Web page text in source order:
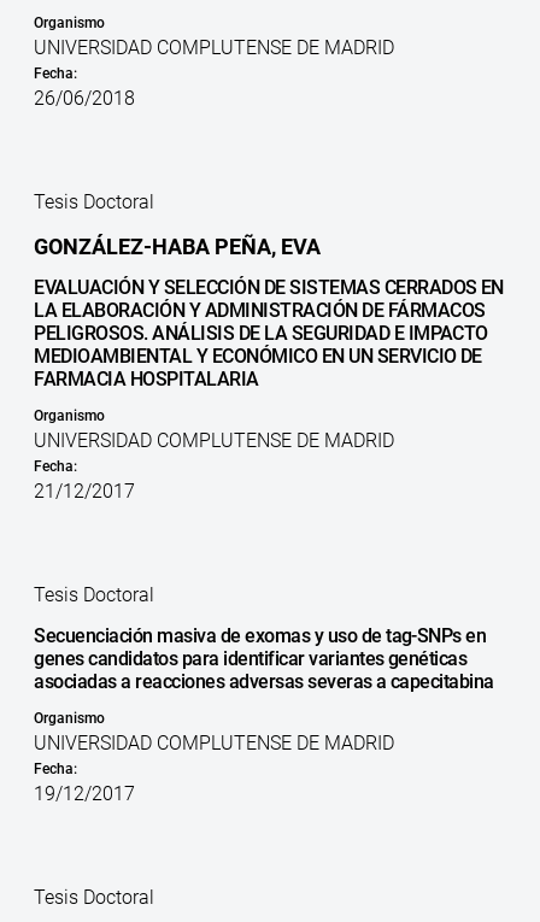
Organismo
UNIVERSIDAD COMPLUTENSE DE MADRID
Fecha:
26/06/2018
Tesis Doctoral
GONZÁLEZ-HABA PEÑA, EVA
EVALUACIÓN Y SELECCIÓN DE SISTEMAS CERRADOS EN
LA ELABORACIÓN Y ADMINISTRACIÓN DE FÁRMACOS
PELIGROSOS. ANÁLISIS DE LA SEGURIDAD E IMPACTO
MEDIOAMBIENTAL Y ECONÓMICO EN UN SERVICIO DE
FARMACIA HOSPITALARIA
Organismo
UNIVERSIDAD COMPLUTENSE DE MADRID
Fecha:
21/12/2017
Tesis Doctoral
Secuenciación masiva de exomas y uso de tag-SNPs en
genes candidatos para identificar variantes genéticas
asociadas a reacciones adversas severas a capecitabina
Organismo
UNIVERSIDAD COMPLUTENSE DE MADRID
Fecha:
19/12/2017
Tesis Doctoral